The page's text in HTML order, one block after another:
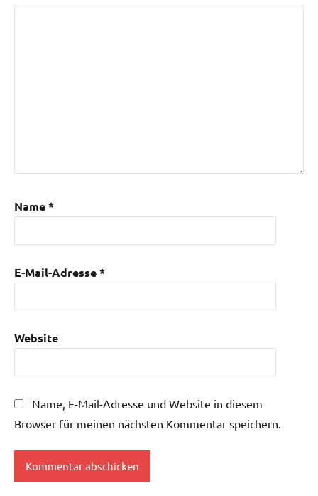
Name*
E-Mail-Adresse*
Website
Name, E-Mail-Adresse und Website in diesem
Browser für meinen nächsten Kommentar speichern.